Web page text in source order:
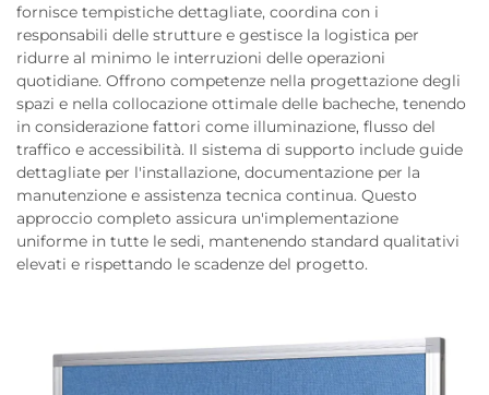
fornisce tempistiche dettagliate, coordina con i
responsabili delle strutture e gestisce la logistica per
ridurre al minimo le interruzioni delle operazioni
quotidiane. Offrono competenze nella progettazione degli
spazi e nella collocazione ottimale delle bacheche, tenendo
in considerazione fattori come illuminazione, flusso del
traffico e accessibilità. Il sistema di supporto include guide
dettagliate per l'installazione, documentazione per la
manutenzione e assistenza tecnica continua. Questo
approccio completo assicura un'implementazione
uniforme in tutte le sedi, mantenendo standard qualitativi
elevati e rispettando le scadenze del progetto.